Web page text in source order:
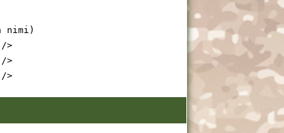
nimi)
/>
/>
/>